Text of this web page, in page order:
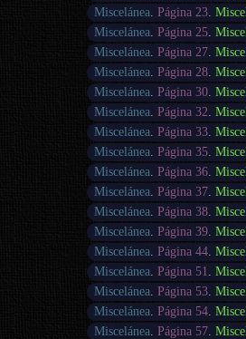
Miscelánea Página 23.
Miscelánea Página 25.
Miscelánea Página 27.
Miscelánea Página 28.
Miscelánea Página 30.
Miscelánea Página 32
Miscelánea Página 33.
Miscelánea Página 35.
Miscelánea Página 36.
Miscelánea Página 37.
Miscelánea Página 38.
Miscelánea Página 39.
Miscelánea Página 44.
Miscelánea Página 51
Miscelánea Página 53.
Miscelánea Página 54.
Miscelánea Página 57.